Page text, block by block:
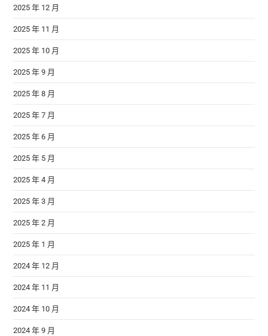
2025 年 12 月
2025 年 11 月
2025 年 10 月
2025 年 9 月
2025 年 8 月
2025 年 7 月
2025 年 6 月
2025 年 5 月
2025 年 4 月
2025 年 3 月
2025 年 2 月
2025 年 1 月
2024 年 12 月
2024 年 11 月
2024 年 10 月
2024 年 9 月